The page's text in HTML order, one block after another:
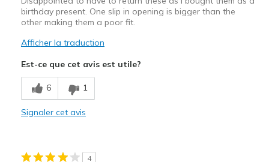
Width
Feels true to width
Sizing
Feels true to size
birthday present. One slip in opening is bigger than the
other making them a poor fit.
Afficher la traduction
Est-ce que cet avis est utile?
6 1
Signaler cet avis
4